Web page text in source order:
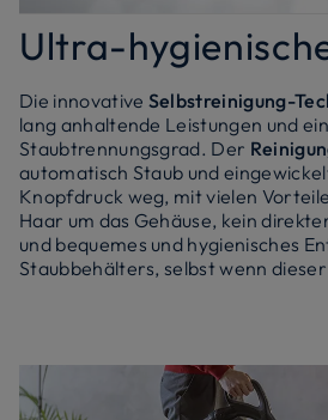
Ultra-
Die innovative Selbstreinigung-
lang anhaltende Leistungen und
Staubtrennungsgrad. Der
automatisch Staub und
Knopfdruck weg, mit vielen
Haar um das Gehäuse, kein
und bequemes und hygienisches
Staubbehälters, selbst wenn